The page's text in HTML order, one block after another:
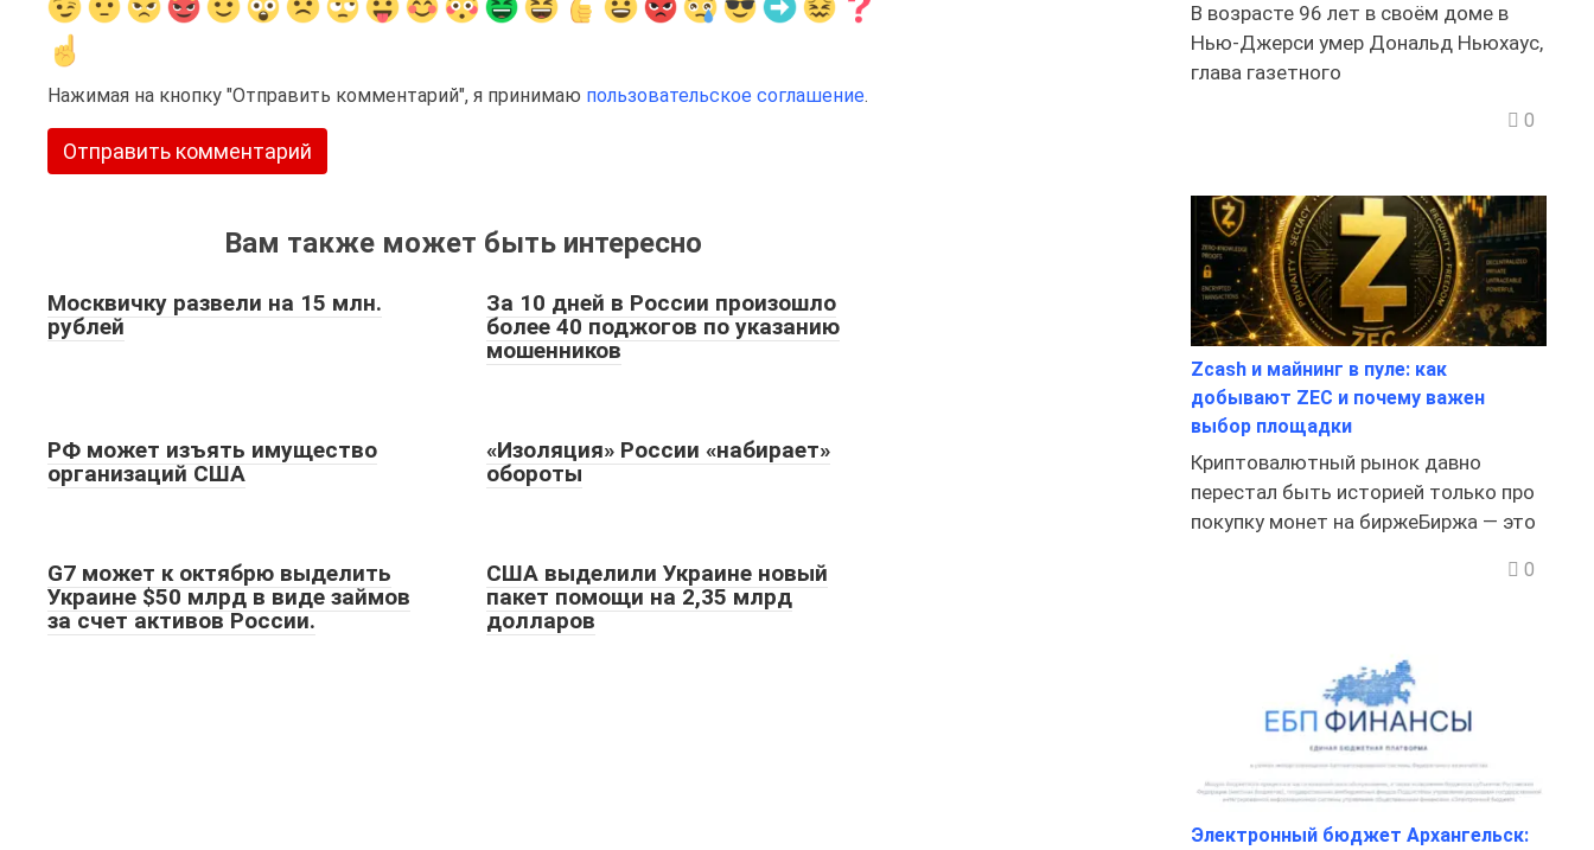
Нажимая на кнопку "Отправить комментарий", я принимаю пользовательское соглашение.
Вам также может быть интересно
Москвичку развели на 15 млн.
рублей
За 10 дней в России произошло
более 40 поджогов по указанию
мошенников
РФ может изъять имущество
организаций США
«Изоляция» России «набирает»
обороты
G7 может к октябрю выделить
Украине $50 млрд в виде займов
за счет активов России.
США выделили Украине новый
пакет помощи на 2,35 млрд
долларов
В возрасте 96 лет в своём доме в
Нью-Джерси умер Дональд Ньюхаус,
глава газетного
0
Zcash и майнинг в пуле: как
добывают ZEC и почему важен
выбор площадки
Криптовалютный рынок давно
перестал быть историей только про
покупку монет на биржеБиржа — это
0
Электронный бюджет Архангельск: